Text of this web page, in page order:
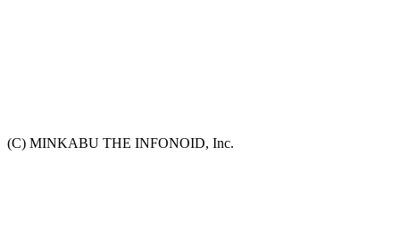
(C) MINKABU THE INFONOID, Inc.